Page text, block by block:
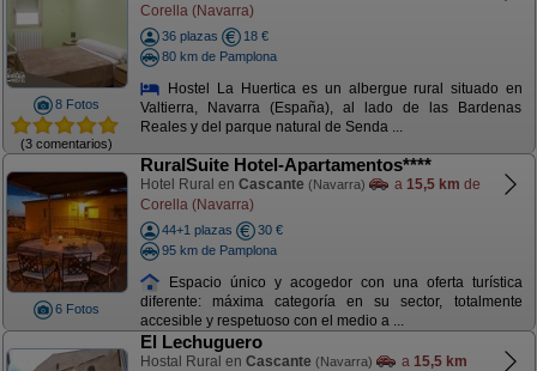
8 Fotos
(3 comentarios)
Corella (Navarra)
36 plazas
18 €
80 km de Pamplona
Hostel La Huertica es un albergue rural situado en
Valtierra, Navarra (España), al lado de las Bardenas
Reales y del parque natural de Senda ...
6 Fotos
RuralSuite Hotel-Apartamentos****
Hotel Rural en Cascante (Navarra) a 15,5 km de
Corella (Navarra)
44+1 plazas
30 €
95 km de Pamplona
Espacio único y acogedor con una oferta turística
diferente: máxima categoría en su sector, totalmente
accesible y respetuoso con el medio a ...
El Lechuguero
Hostal Rural en Cascante (Navarra) a 15,5 km